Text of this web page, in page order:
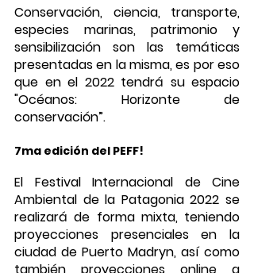
Conservación, ciencia, transporte,
especies marinas, patrimonio y
sensibilización son las temáticas
presentadas en la misma, es por eso
que en el 2022 tendrá su espacio
"Océanos: Horizonte de
conservación”.
7ma edición del PEFF!
El Festival Internacional de Cine
Ambiental de la Patagonia 2022 se
realizará de forma mixta, teniendo
proyecciones presenciales en la
ciudad de Puerto Madryn, así como
también proyecciones online a